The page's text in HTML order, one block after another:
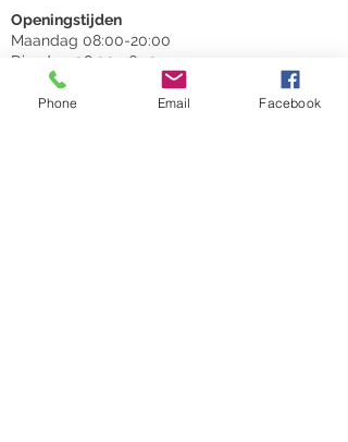
Openingstijden
Maandag 08:00-20:00
Dinsdag 08:00-16:30
Woensdag 08:00-20:00
Donderdag 08:00-16:30
Phone Email Facebook